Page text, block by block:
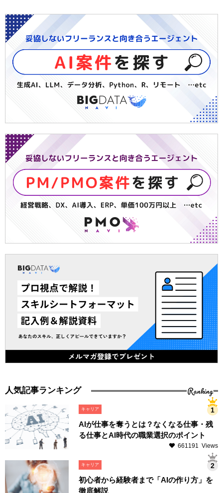
人気記事ランキング Ranking
キャリア
AIが仕事を奪うとは？なくなる仕事・残
る仕事とAI時代の職業選択のポイント
661191 Views
キャリア
初心者から経験者まで「AIの作り方」を
徹底解説